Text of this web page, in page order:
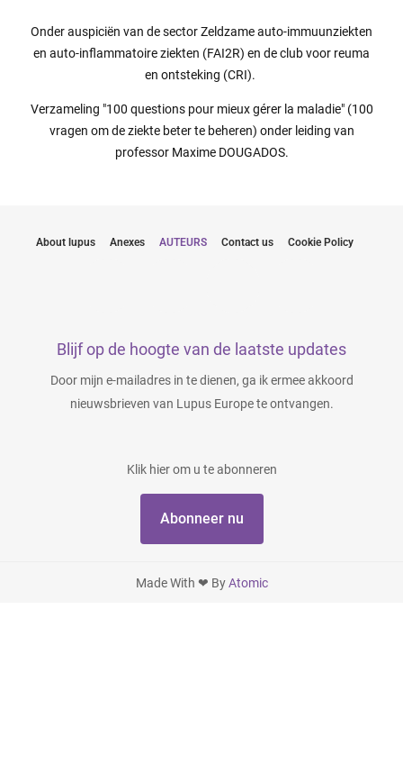
Onder auspiciën van de sector Zeldzame auto-immuunziekten
en auto-inflammatoire ziekten (FAI2R) en de club voor reuma
en ontsteking (CRI).
Verzameling "100 questions pour mieux gérer la maladie" (100
vragen om de ziekte beter te beheren) onder leiding van
professor Maxime DOUGADOS.
About lupus Anexes AUTEURS Contact us Cookie Policy
Blijf op de hoogte van de laatste updates
Door mijn e-mailadres in te dienen, ga ik ermee akkoord
nieuwsbrieven van Lupus Europe te ontvangen.
Klik hier om u te abonneren
Abonneer nu
Made With ❤ ByAtomic